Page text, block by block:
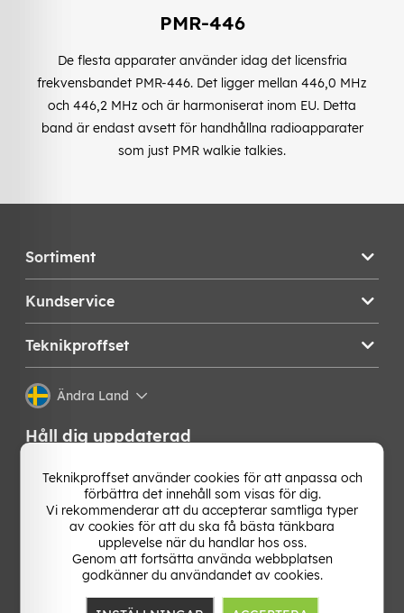
PMR-446
De flesta apparater använder idag det licensfria
frekvensbandet PMR-446. Det ligger mellan 446,0 MHz
och 446,2 MHz och är harmoniserat inom EU. Detta
band är endast avsett för handhållna radioapparater
som just PMR walkie talkies.
Sortiment
Kundservice
Teknikproffset
Ändra Land
Håll dig uppdaterad
Få de senaste nyheterna, hetaste erbjudandena och
bästa tipsen från oss direkt i din mejlkorg. Signa upp på
vårt nyhetsbrev!
Teknikproffset använder cookies för att anpassa och
förbättra det innehåll som visas för dig.
Vi rekommenderar att du accepterar samtliga typer
av cookies för att du ska få bästa tänkbara
upplevelse när du handlar hos oss.
Genom att fortsätta använda webbplatsen
godkänner du användandet av cookies.